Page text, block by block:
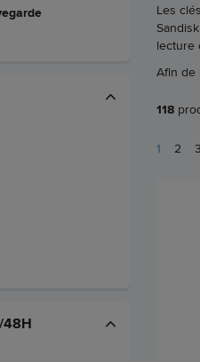
48H
Les
lecture
Afin de
118
1 2 3